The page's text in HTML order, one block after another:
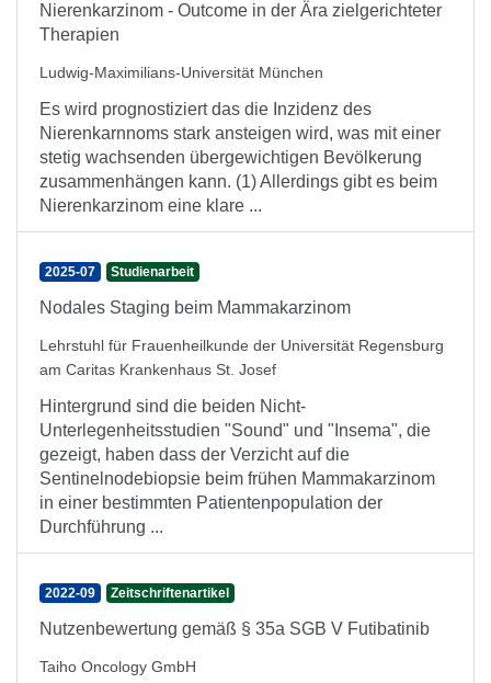
Nierenkarzinom - Outcome in der Ära zielgerichteter
Therapien
Ludwig-Maximilians-Universität München
Es wird prognostiziert das die Inzidenz des
Nierenkarnnoms stark ansteigen wird, was mit einer
stetig wachsenden übergewichtigen Bevölkerung
zusammenhängen kann. (1) Allerdings gibt es beim
Nierenkarzinom eine klare ...
2025-07 Studienarbeit
Nodales Staging beim Mammakarzinom
Lehrstuhl für Frauenheilkunde der Universität Regensburg
am Caritas Krankenhaus St. Josef
Hintergrund sind die beiden Nicht-
Unterlegenheitsstudien "Sound" und "Insema", die
gezeigt, haben dass der Verzicht auf die
Sentinelnodebiopsie beim frühen Mammakarzinom
in einer bestimmten Patientenpopulation der
Durchführung ...
2022-09 Zeitschriftenartikel
Nutzenbewertung gemäß § 35a SGB V Futibatinib
Taiho Oncology GmbH